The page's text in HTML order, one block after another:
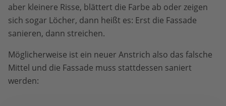
aber kleinere Risse, blättert die Farbe ab oder zeigen
sich sogar Löcher, dann heißt es: Erst die Fassade
sanieren, dann streichen.
Möglicherweise ist ein neuer Anstrich also das falsche
Mittel und die Fassade muss stattdessen saniert
werden: